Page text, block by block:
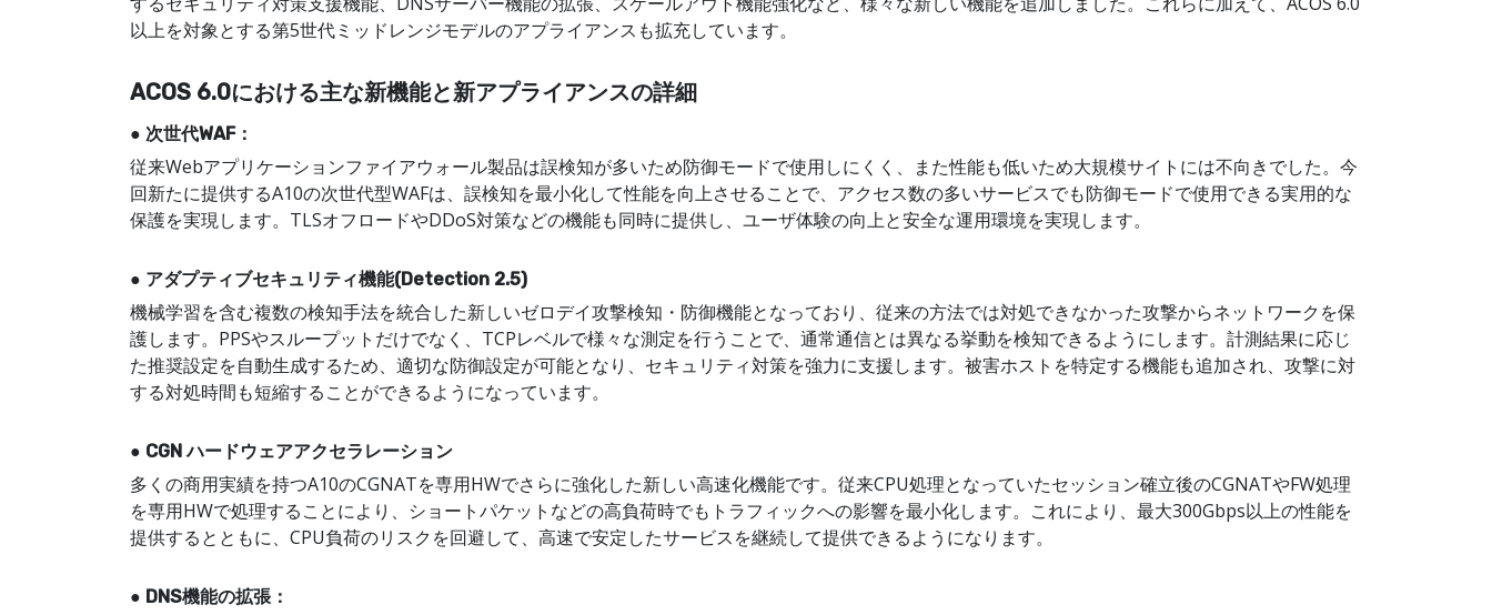
以上を対象とする第5世代ミッドレンジモデルのアプライアンスも拡充しています。
ACOS 6.0における主な新機能と新アプライアンスの詳細
● 次世代WAF：
従来Webアプリケーションファイアウォール製品は誤検知が多いため防御モードで使用しにくく、また性能も低いため大規模サイトには不向きでした。今
回新たに提供するA10の次世代型WAFは、誤検知を最小化して性能を向上させることで、アクセス数の多いサービスでも防御モードで使用できる実用的な
保護を実現します。TLSオフロードやDDoS対策などの機能も同時に提供し、ユーザ体験の向上と安全な運用環境を実現します。
● アダプティブセキュリティ機能(Detection 2.5)
機械学習を含む複数の検知手法を統合した新しいゼロデイ攻撃検知・防御機能となっており、従来の方法では対処できなかった攻撃からネットワークを保
護します。PPSやスループットだけでなく、TCPレベルで様々な測定を行うことで、通常通信とは異なる挙動を検知できるようにします。計測結果に応じ
た推奨設定を自動生成するため、適切な防御設定が可能となり、セキュリティ対策を強力に支援します。被害ホストを特定する機能も追加され、攻撃に対
する対処時間も短縮することができるようになっています。
● CGN ハードウェアアクセラレーション
多くの商用実績を持つA10のCGNATを専用HWでさらに強化した新しい高速化機能です。従来CPU処理となっていたセッション確立後のCGNATやFW処理
を専用HWで処理することにより、ショートパケットなどの高負荷時でもトラフィックへの影響を最小化します。これにより、最大300Gbps以上の性能を
提供するとともに、CPU負荷のリスクを回避して、高速で安定したサービスを継続して提供できるようになります。
● DNS機能の拡張：